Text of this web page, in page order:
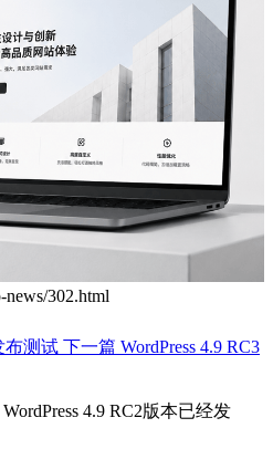
302.html
布测试 下一篇 WordPress 4.9 RC3
4.9 RC2版本已经发